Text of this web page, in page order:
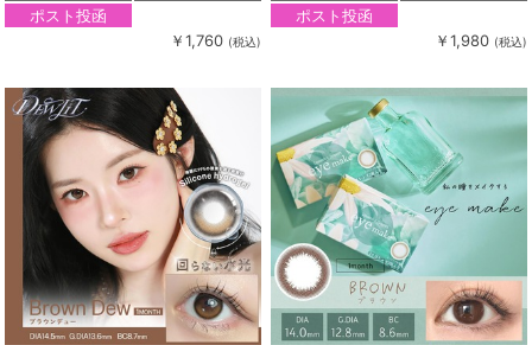
ポスト投函
￥1,760 (税込)
ポスト投函
￥1,980 (税込)